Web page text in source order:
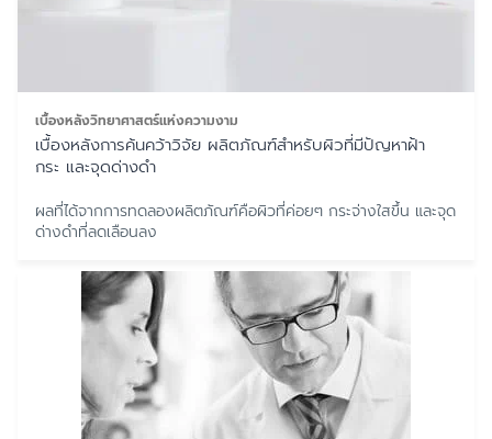
เบื้องหลังวิทยาศาสตร์แห่งความงาม
เบื้องหลังการค้นคว้าวิจัย ผลิตภัณฑ์สำหรับผิวที่มีปัญหาฝ้า
กระ และจุดด่างดำ
ผลที่ได้จากการทดลองผลิตภัณฑ์คือผิวที่ค่อยๆ กระจ่างใสขึ้น และจุด
ด่างดำที่ลดเลือนลง